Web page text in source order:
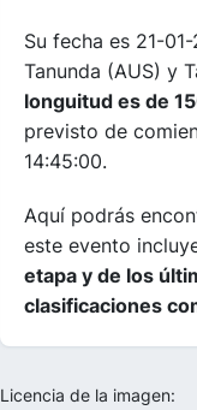
Su fecha es 21-
Tanunda (AUS) y
longuitud es de
previsto de
14:45:00.
Aquí podrás
este evento
etapa y de los
clasificaciones
Licencia de la imagen: